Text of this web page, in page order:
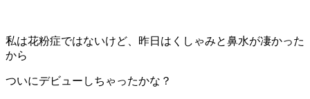
私は花粉症ではないけど、昨日はくしゃみと鼻水が凄かった
から
ついにデビューしちゃったかな？